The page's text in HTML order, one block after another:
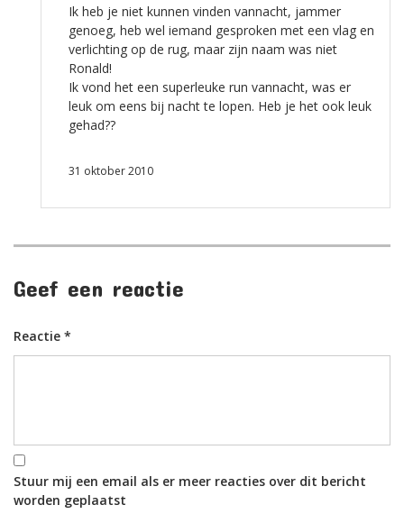
Ik heb je niet kunnen vinden vannacht, jammer
genoeg, heb wel iemand gesproken met een vlag en
verlichting op de rug, maar zijn naam was niet
Ronald!
Ik vond het een superleuke run vannacht, was er
leuk om eens bij nacht te lopen. Heb je het ook leuk
gehad??
31 oktober 2010
Geef een reactie
Reactie *
Stuur mij een email als er meer reacties over dit bericht
worden geplaatst